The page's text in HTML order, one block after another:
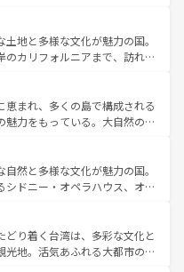
スイスならではのユニークな
だけでなく町歩きも満喫する
が高いため物価も高いが、旅行
こともできる。 なお、新
ツ一覧 を参照してほしい。
地と多様な文化が魅力の国。
のカリフォルニアまで、訪れる
ショッピング、エンターテイ
なスポットだ。一方、アメリカ
グランドキャニオンやイエロー
音楽と美食が融合した独特の
カの各地域で異なる魅力を楽
豊かな歴史を感じることができ
着のアメリカ
照してほしい。
恵まれ、多くの島で構成される
魅力をもっている。大自然の神
定番の観光地といえばオアフ
ならマウイ島やカウアイ島が
ーンに輝く海をはじめ、豊かな
人々を迎えてくれるハワイの
ードやハワイアンミュージッ
ど、すべてがハワイの魅力を彩
然と多様な文化が魅力の国。
シドニー・オペラハウス、オー
びえるウルル（エアーズロッ
原生林やケアンズの熱帯雨林な
また、カフェやワイン、オージ
どり着く台湾は、多彩な文化と
光地。活気あふれる大都市の台